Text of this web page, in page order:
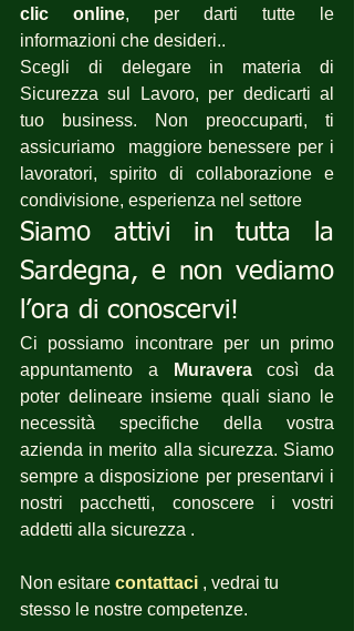
clic online, per darti tutte le
informazioni che desideri..
Scegli di delegare in materia di
Sicurezza sul Lavoro, per dedicarti al
tuo business. Non preoccuparti, ti
assicuriamo  maggiore benessere per i
lavoratori, spirito di collaborazione e
condivisione, esperienza nel settore
Siamo attivi in tutta la
Sardegna, e non vediamo
l’ora di conoscervi!
Ci possiamo incontrare per un primo
appuntamento a
Muravera così da
poter delineare insieme quali siano le
necessità specifiche della vostra
azienda in merito alla sicurezza. Siamo
sempre a disposizione per presentarvi i
nostri pacchetti, conoscere i vostri
addetti alla sicurezza .
Non esitare contattaci , vedrai tu
stesso le nostre competenze.